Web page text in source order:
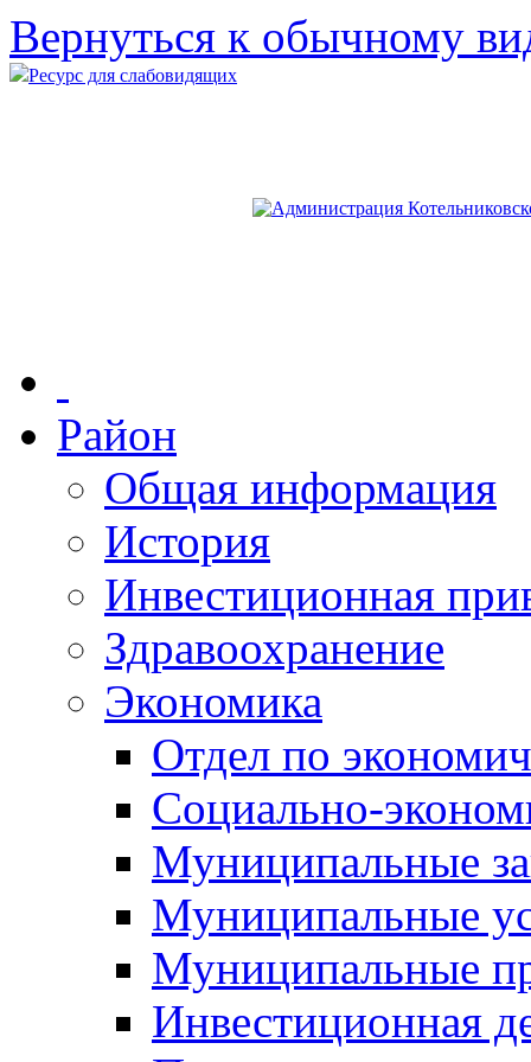
Вернуться к обычному
Ресурс для слабовидящих
Район
Общая информация
История
Инвестиционная
Здравоохранение
Экономика
Отдел по
Социально-
Муниципальные
Муниципальные
Муниципальные
Инвестиционная